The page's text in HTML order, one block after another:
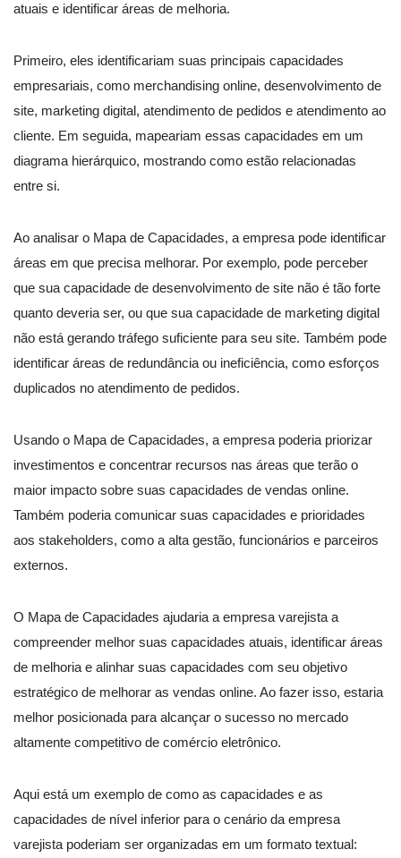
atuais e identificar áreas de melhoria.
Primeiro, eles identificariam suas principais capacidades
empresariais, como merchandising online, desenvolvimento de
site, marketing digital, atendimento de pedidos e atendimento ao
cliente. Em seguida, mapeariam essas capacidades em um
diagrama hierárquico, mostrando como estão relacionadas
entre si.
Ao analisar o Mapa de Capacidades, a empresa pode identificar
áreas em que precisa melhorar. Por exemplo, pode perceber
que sua capacidade de desenvolvimento de site não é tão forte
quanto deveria ser, ou que sua capacidade de marketing digital
não está gerando tráfego suficiente para seu site. Também pode
identificar áreas de redundância ou ineficiência, como esforços
duplicados no atendimento de pedidos.
Usando o Mapa de Capacidades, a empresa poderia priorizar
investimentos e concentrar recursos nas áreas que terão o
maior impacto sobre suas capacidades de vendas online.
Também poderia comunicar suas capacidades e prioridades
aos stakeholders, como a alta gestão, funcionários e parceiros
externos.
O Mapa de Capacidades ajudaria a empresa varejista a
compreender melhor suas capacidades atuais, identificar áreas
de melhoria e alinhar suas capacidades com seu objetivo
estratégico de melhorar as vendas online. Ao fazer isso, estaria
melhor posicionada para alcançar o sucesso no mercado
altamente competitivo de comércio eletrônico.
Aqui está um exemplo de como as capacidades e as
capacidades de nível inferior para o cenário da empresa
varejista poderiam ser organizadas em um formato textual: